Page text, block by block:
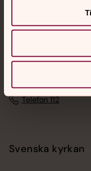
Jourhavande
Akut samtals- och
med en präst på
Digitalt brev
Telefon 112
Svenska kyrkan